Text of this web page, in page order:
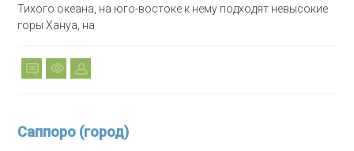
Тихого океана, на юго-востоке к нему подходят невысокие
горы Хануа, на
Саппоро (город)